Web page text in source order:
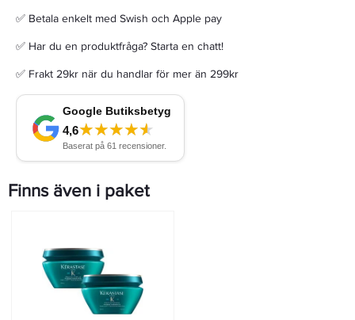
✅ Betala enkelt med Swish och Apple pay
✅ Har du en produktfråga? Starta en chatt!
✅ Frakt 29kr när du handlar för mer än 299kr
Finns även i paket